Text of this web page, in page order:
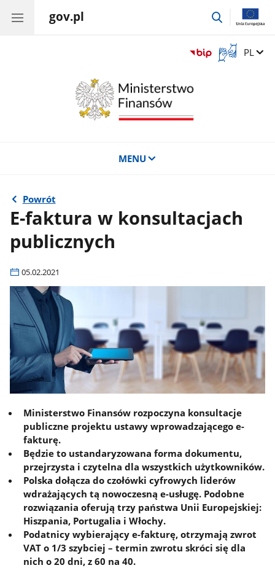
gov.pl
przejdź
Otwórz
okno
Zmień
PL
MENU
Powrót
E-faktura w konsultacjach
publicznych
05.02.2021
Ministerstwo Finansów rozpoczyna konsultacje
publiczne projektu ustawy wprowadzającego e-
fakturę.
Będzie to ustandaryzowana forma dokumentu,
przejrzysta i czytelna dla wszystkich użytkowników.
Polska dołącza do czołówki cyfrowych liderów
wdrażających tą nowoczesną e-usługę. Podobne
rozwiązania oferują trzy państwa Unii Europejskiej:
Hiszpania, Portugalia i Włochy.
Podatnicy wybierający e-fakturę, otrzymają zwrot
VAT o 1/3 szybciej – termin zwrotu skróci się dla
nich o 20 dni, z 60 na 40.